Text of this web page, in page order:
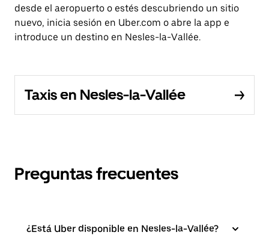
desde el aeropuerto o estés descubriendo un sitio
nuevo, inicia sesión en Uber.com o abre la app e
introduce un destino en Nesles-la-Vallée.
Taxis en Nesles-la-Vallée
Preguntas frecuentes
¿Está Uber disponible en Nesles-la-Vallée?